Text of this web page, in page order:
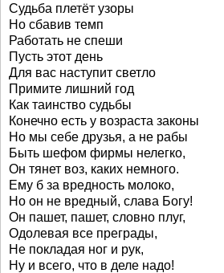
Судьба плетёт узоры
Но сбавив темп
Работать не спеши
Пусть этот день
Для вас наступит светло
Примите лишний год
Как таинство судьбы
Конечно есть у возраста законы
Но мы себе друзья, а не рабы
Быть шефом фирмы нелегко,
Он тянет воз, каких немного.
Ему б за вредность молоко,
Но он не вредный, слава Богу!
Он пашет, пашет, словно плуг,
Одолевая все преграды,
Не покладая ног и рук,
Ну и всего, что в деле надо!